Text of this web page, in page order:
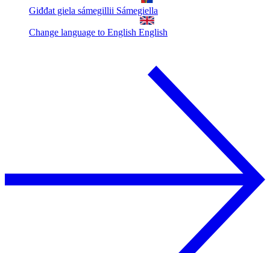
Giđđat giela sámegillii Sámegiella
Change language to English English